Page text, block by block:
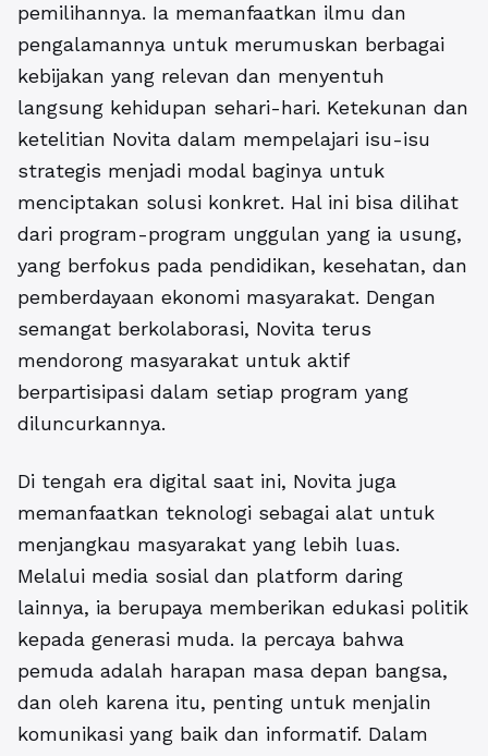
pemilihannya. Ia memanfaatkan ilmu dan
pengalamannya untuk merumuskan berbagai
kebijakan yang relevan dan menyentuh
langsung kehidupan sehari-hari. Ketekunan dan
ketelitian Novita dalam mempelajari isu-isu
strategis menjadi modal baginya untuk
menciptakan solusi konkret. Hal ini bisa dilihat
dari program-program unggulan yang ia usung,
yang berfokus pada pendidikan, kesehatan, dan
pemberdayaan ekonomi masyarakat. Dengan
semangat berkolaborasi, Novita terus
mendorong masyarakat untuk aktif
berpartisipasi dalam setiap program yang
diluncurkannya.
Di tengah era digital saat ini, Novita juga
memanfaatkan teknologi sebagai alat untuk
menjangkau masyarakat yang lebih luas.
Melalui media sosial dan platform daring
lainnya, ia berupaya memberikan edukasi politik
kepada generasi muda. Ia percaya bahwa
pemuda adalah harapan masa depan bangsa,
dan oleh karena itu, penting untuk menjalin
komunikasi yang baik dan informatif. Dalam